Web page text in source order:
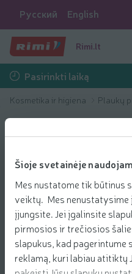
Šioje svetainėje
Mes nustatome tik būtinus
veiktų. Mes nenustatysime
įjungsite. Jei įgalinsite
pirmosios ir trečiosios
slapukus, kad
reklamą, kuri labiau atitiktų
Русский English
Rimi.lt
Pasirinkti laiką
Kosmetika ir higiena Plaukų